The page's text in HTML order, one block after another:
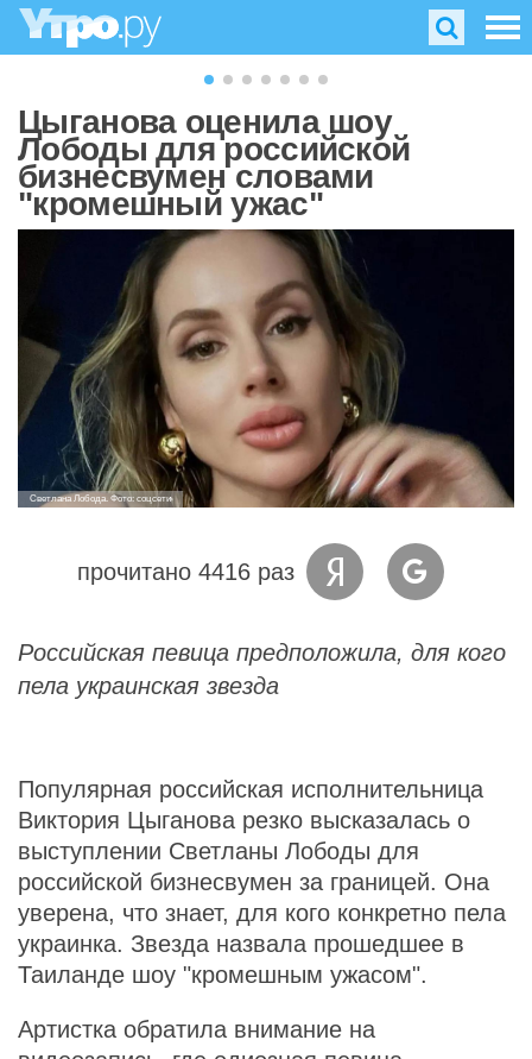
Цыганова оценила шоу
Лободы для российской
бизнесвумен словами
"кромешный ужас"
Светлана Лобода. Фото: соцсети
прочитано 4416 раз
Российская певица предположила, для кого
пела украинская звезда
Популярная российская исполнительница
Виктория Цыганова резко высказалась о
выступлении Светланы Лободы для
российской бизнесвумен за границей. Она
уверена, что знает, для кого конкретно пела
украинка. Звезда назвала прошедшее в
Таиланде шоу "кромешным ужасом".
Артистка обратила внимание на